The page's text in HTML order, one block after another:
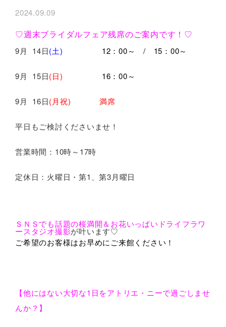
2024.09.09
♡週末ブライダルフェア残席のご案内です！♡
9月 14日(土) 12：00～ / 15：00～
9月 15日(日) 16：00～
9月 16日(月祝) 満席
平日もご検討くださいませ！
営業時間：10時～17時
定休日：火曜日・第1、第3月曜日
ＳＮＳでも話題の桜満開＆お花いっぱいドライフラワ
ースタジオ撮影が叶います♡
ご希望のお客様はお早めにご来館ください！
【他にはない大切な1日をアトリエ・ニーで過ごしませ
んか？】